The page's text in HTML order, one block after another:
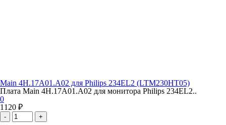
Main 4H.17A01.A02 для Philips 234EL2 (LTM230HT05)
Плата Main 4H.17A01.A02 для монитора Philips 234EL2..
0
1120 ₽
- +